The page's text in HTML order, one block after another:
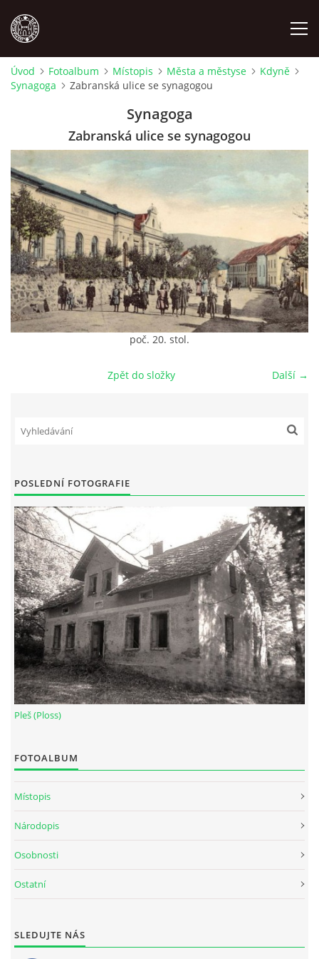
MÍSTOPIS
NÁRODOPIS
OSOBNOSTI
OSTATNÍ
ODKAZY
O NÁS
DŮL NA SLÍDU (NA KOLE)
--------------------------------------------------------------
Tento projekt je realizován za finanční podpory
© 2026 eStránky.cz |Aktualizováno: 17. 7. 2026|Nahoru ↑
Úvod Fotoalbum Místopis Města a městyse
Kdyně
Synagoga
Zabranská ulice se synagogou
Synagoga
Zabranská ulice se synagogou
poč. 20. stol.
Další →
Zpět do složky
POSLEDNÍ FOTOGRAFIE
Pleš (Ploss)
FOTOALBUM
Místopis
Národopis
Osobnosti
Ostatní
SLEDUJTE NÁS